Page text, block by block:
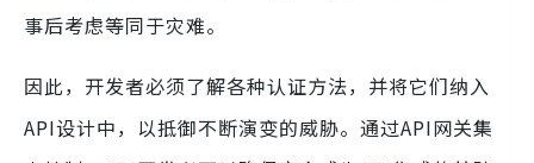
事后考虑等同于灾难。
因此，开发者必须了解各种认证方法，并将它们纳入
API设计中，以抵御不断演变的威胁。通过API网关集